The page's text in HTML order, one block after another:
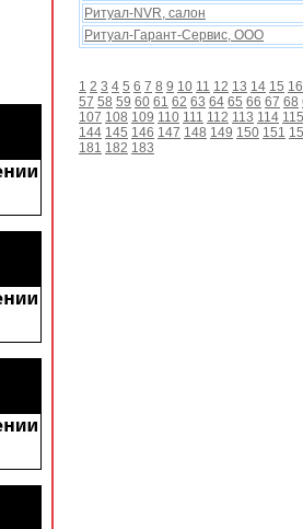
Ритуал-NVR, салон
Ритуал-Гарант-Сервис, ООО
1 2 3 4 5 6 7 8 9 10 11 12 13 14 15 16
57 58 59 60 61 62 63 64 65 66 67 68
107 108 109 110 111 112 113 114 115
144 145 146 147 148 149 150 151
181 182 183